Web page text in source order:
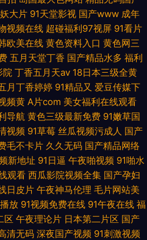
大片 91天堂影视 国产www 成年
视频在线 超碰福利97视屏 91看片
欧美在线 黄色资料入口 黄色网三
五月天堂丁香 国产精品水多 福利
院 丁香五月天av 18日本三级全黄
月丁香婷婷 91精品又 爱豆传媒下
频黄 A片com 美女福利在线观看
导航 黄色三级最新免费 91嫩草国
视频 91草莓 丝瓜视频污成人 国产
毛不卡片 久久无码 国产精品网络
新地址 91日逼 午夜啪视频 91啪水
观看 西瓜影院视频全集 国产孕妇
日皮片 午夜神马伦理 毛片网站美
放 91视频免费在线 91午夜在线 福
区 午夜理论片 日本第二片区 国产
清无码 深夜国产视频 91刺激视频